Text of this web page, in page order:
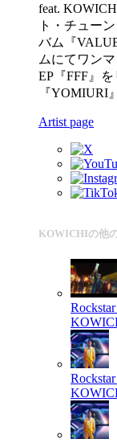
feat.
ト・チュー
バム『
ムにてワン
EP『FFF』
『YOMIURI
Artist page
KOWICHIの他